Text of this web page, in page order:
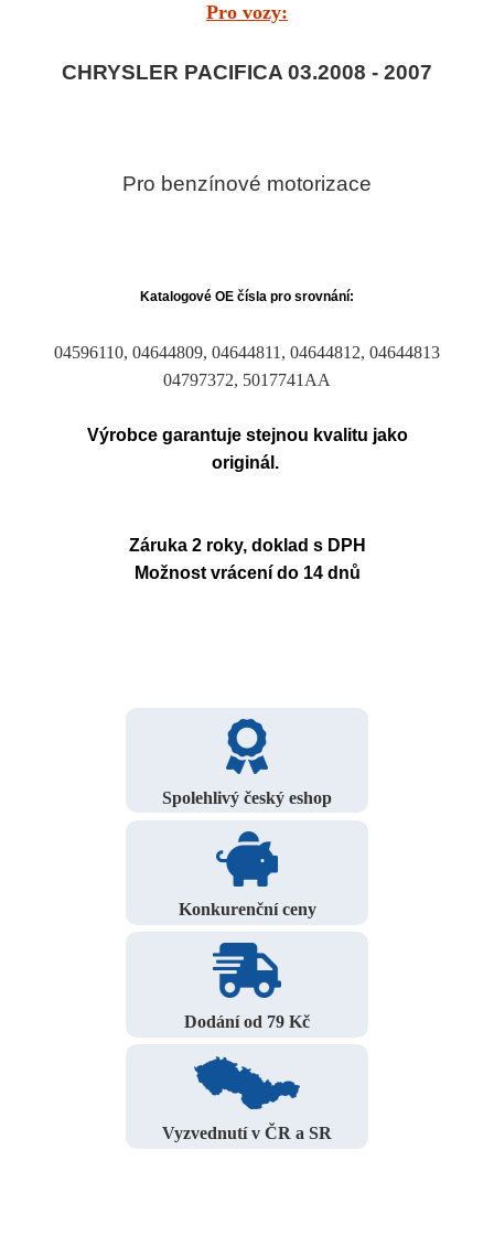
Pro vozy:
CHRYSLER PACIFICA 03.2008 - 2007
Pro benzínové motorizace
Katalogové OE čísla pro srovnání:
04596110, 04644809, 04644811, 04644812, 04644813
04797372, 5017741AA
Výrobce garantuje stejnou kvalitu jako
originál.
Záruka 2 roky, doklad s DPH
Možnost vrácení do 14 dnů
Spolehlivý český eshop
Konkurenční ceny
Dodání od 79 Kč
Vyzvednutí v ČR a SR